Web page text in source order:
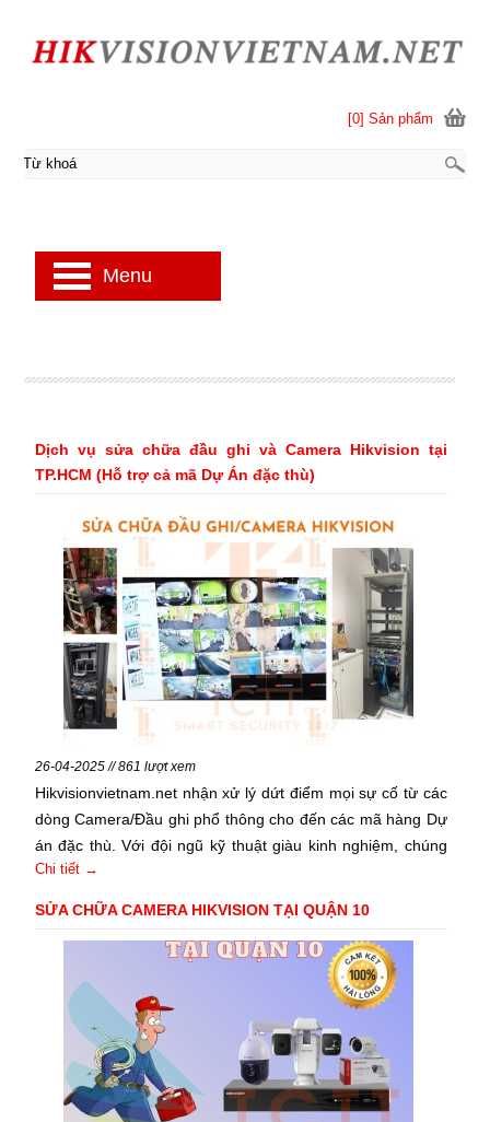
Dịch vụ sửa chữa đầu ghi và Camera Hikvision tại
TP.HCM (Hỗ trợ cả mã Dự Án đặc thù)
26-04-2025 // 861 lượt xem
Hikvisionvietnam.net nhận xử lý dứt điểm mọi sự cố từ các
dòng Camera/Đầu ghi phổ thông cho đến các mã hàng Dự
án đặc thù. Với đội ngũ kỹ thuật giàu kinh nghiệm, chúng
tôi cam kết khôi phục hệ thống an ninh của bạn trong thời
gian ngắn nhất.
Chi tiết →
SỬA CHỮA CAMERA HIKVISION TẠI QUẬN 10
[0] Sản phẩm
Menu